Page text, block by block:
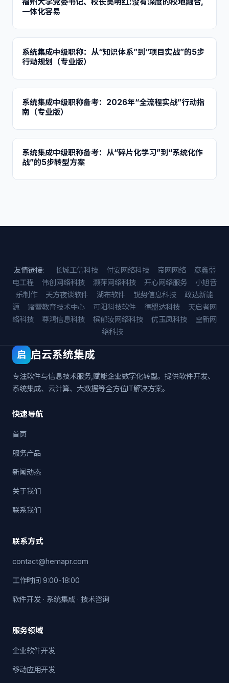
一体化容易
系统集成中级职称：从“知识体系”到“项目实战”的5步
行动规划（专业版）
系统集成中级职称备考：2026年“全流程实战”行动指
南（专业版）
系统集成中级职称备考：从“碎片化学习”到“系统化作
战”的5步转型方案
友情链接: 长城工信科技 付安网络科技 帝网网络
彦鑫弱
电工程
伟创网络科技 灏萍网络科技 开心网络服务
小旭音
乐制作
天方夜谈软件 湖布软件 锐势信息科技
政达新能
源
诸暨教育技术中心 可阳科技软件 德盟达科技
天启者网
络科技
尊鸿信息科技 槟郁汝网络科技 优玉凤科技
空新网
络科技
启 启云系统集成
专注软件与信息技术服务,赋能企业数字化转型。提供软件开发、
系统集成、云计算、大数据等全方位IT解决方案。
快速导航
首页
服务产品
新闻动态
关于我们
联系我们
联系方式
contact@hemapr.com
工作时间 9:00-18:00
软件开发 · 系统集成 · 技术咨询
服务领域
企业软件开发
移动应用开发